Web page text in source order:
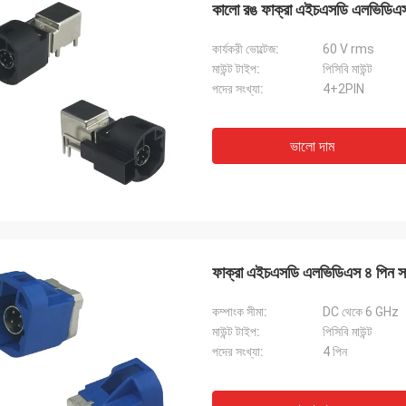
কালো রঙ ফাক্রা এইচএসডি
কার্যকরী ভোল্টেজ:
60 V rms
মাউন্ট টাইপ:
পিসিবি মাউন্ট
পদের সংখ্যা:
4+2PIN
ভালো দাম
ফাক্রা এইচএসডি এলভিডিএস ৪ পিন
কম্পাংক সীমা:
DC থেকে 6 GHz
মাউন্ট টাইপ:
পিসিবি মাউন্ট
পদের সংখ্যা:
4 পিন